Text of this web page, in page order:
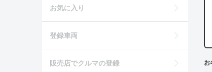
お
お気に入り
登録車両
販売店でクルマの登録